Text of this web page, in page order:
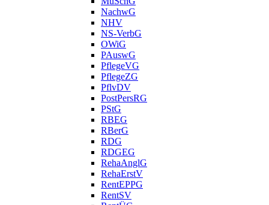
NachwG
NHV
NS-VerbG
OWiG
PAuswG
PflegeVG
PflegeZG
PflvDV
PostPersRG
PStG
RBEG
RBerG
RDG
RDGEG
RehaAnglG
RehaErstV
RentEPPG
RentSV